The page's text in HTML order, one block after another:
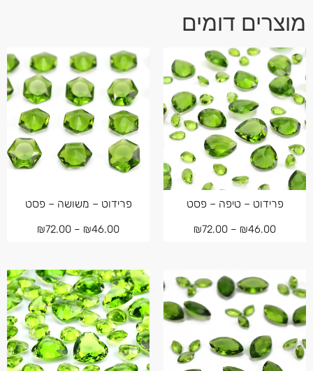
מוצרים דומים
פרידוט – טיפה – פסט
₪46.00
–
₪72.00
פרידוט – משושה – פסט
₪46.00
–
₪72.00